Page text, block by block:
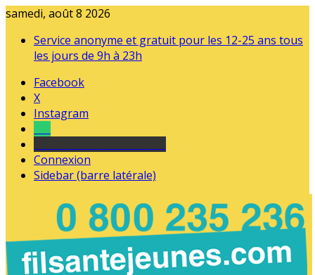
samedi, août 8 2026
Service anonyme et gratuit pour les 12-25 ans tous
les jours de 9h à 23h
Facebook
X
Instagram
Connexion
Sidebar (barre latérale)